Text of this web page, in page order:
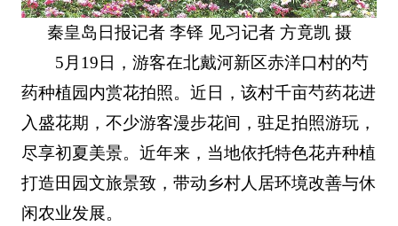
秦皇岛日报记者 李铎 见习记者 方竟凯 摄
5月19日，游客在北戴河新区赤洋口村的芍
药种植园内赏花拍照。近日，该村千亩芍药花进
入盛花期，不少游客漫步花间，驻足拍照游玩，
尽享初夏美景。近年来，当地依托特色花卉种植
打造田园文旅景致，带动乡村人居环境改善与休
闲农业发展。